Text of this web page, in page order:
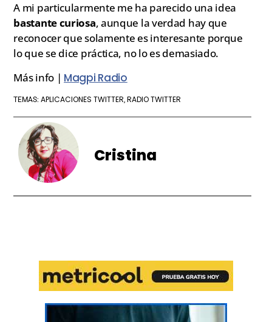
A mi particularmente me ha parecido una idea
bastante curiosa, aunque la verdad hay que
reconocer que solamente es interesante porque
lo que se dice práctica, no lo es demasiado.
Más info | Magpi Radio
TEMAS:APLICACIONES TWITTER, RADIO TWITTER
Cristina